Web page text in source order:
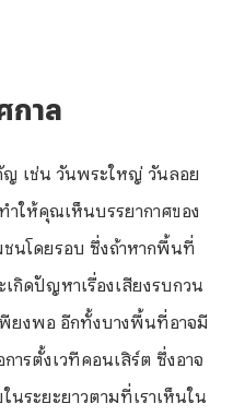
กาล
ญ เช่น วันพระใหญ่ วันลอย
ำให้คุณเห็นบรรยากาศของ
นโดยรอบ ซึ่งถ้าหากพื้นที่
กิดปัญหาเรื่องเสียงรบกวน
พียงพอ อีกทั้งบางพื้นที่อาจมี
การตั้งเวทีคอนเสิร์ต ซึ่งอาจ
นระยะยาวตามที่เราเห็นใน